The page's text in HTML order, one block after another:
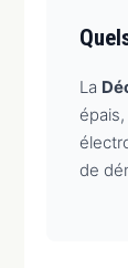
La
de